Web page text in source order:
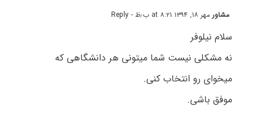
مشاور مهر ۱۸, ۱۳۹۴ at ۸:۲۱ ب٫ظ - Reply
سلام نیلوفر
نه مشکلی نیست شما میتونی هر دانشگاهی که
میخوای رو انتخاب کنی.
موفق باشی.